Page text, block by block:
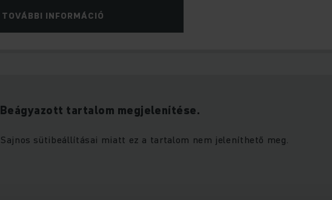
TOVÁBBI INFORMÁCIÓ
Beágyazott tartalom megjelenítése.
Sajnos sütibeállításai miatt ez a tartalom nem jeleníthető meg.